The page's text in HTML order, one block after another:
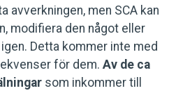
avverkningen, men SCA kan
modifiera den något eller
Detta kommer inte med
för dem. Av de ca
som inkommer till